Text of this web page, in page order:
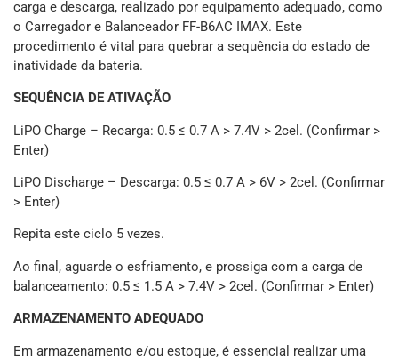
carga e descarga, realizado por equipamento adequado, como
o Carregador e Balanceador FF-B6AC IMAX. Este
procedimento é vital para quebrar a sequência do estado de
inatividade da bateria.
SEQUÊNCIA DE ATIVAÇÃO
LiPO Charge – Recarga: 0.5 ≤ 0.7 A > 7.4V > 2cel. (Confirmar >
Enter)
LiPO Discharge – Descarga: 0.5 ≤ 0.7 A > 6V > 2cel. (Confirmar
> Enter)
Repita este ciclo 5 vezes.
Ao final, aguarde o esfriamento, e prossiga com a carga de
balanceamento: 0.5 ≤ 1.5 A > 7.4V > 2cel. (Confirmar > Enter)
ARMAZENAMENTO ADEQUADO
Em armazenamento e/ou estoque, é essencial realizar uma